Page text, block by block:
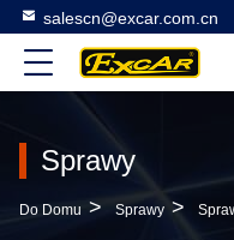
salescn@excar.com.cn
Sprawy
Do Domu > Sprawy >